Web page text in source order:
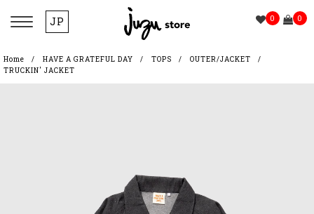
JP 0 0
Home HAVE A GRATEFUL DAY TOPS
OUTER/JACKET
TRUCKIN' JACKET